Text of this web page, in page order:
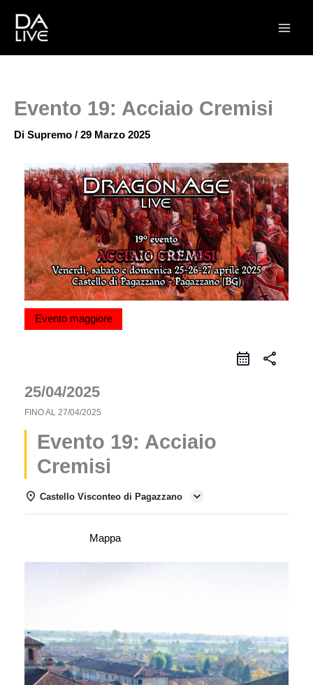
contenuto
Evento 19: Acciaio Cremisi
Di Supremo / 29 Marzo 2025
Evento maggiore
share
25/04/2025
FINO AL 27/04/2025
Evento 19: Acciaio
Cremisi
Castello Visconteo di Pagazzano
Mappa